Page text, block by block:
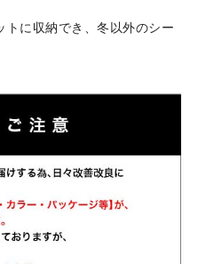
トに収納でき、冬以外のシー